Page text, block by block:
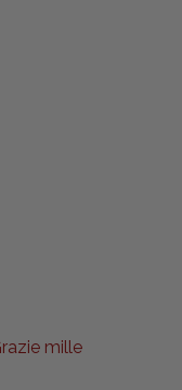
mille